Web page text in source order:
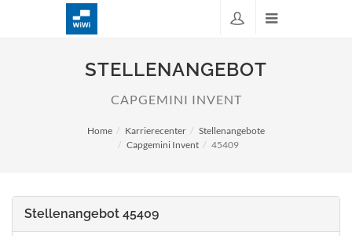
STELLENANGEBOT
CAPGEMINI INVENT
Home Karrierecenter
Stellenangebote
Capgemini Invent
45409
Stellenangebot 45409